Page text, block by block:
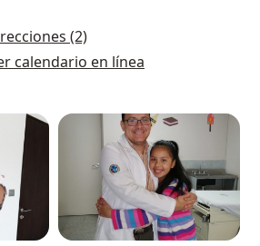
(2)
calendario en línea